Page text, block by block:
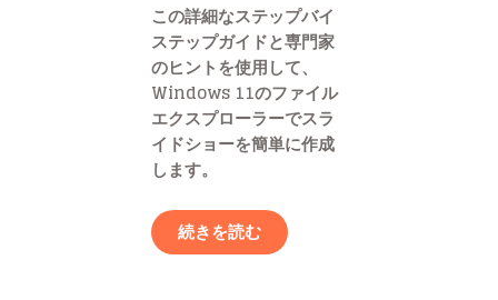
この詳細なステップバイ
ステップガイドと専門家
のヒントを使用して、
Windows 11のファイル
エクスプローラーでスラ
イドショーを簡単に作成
します。
続きを読む